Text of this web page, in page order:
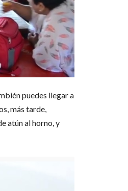
puedes llegar a
más tarde,
atún al horno, y